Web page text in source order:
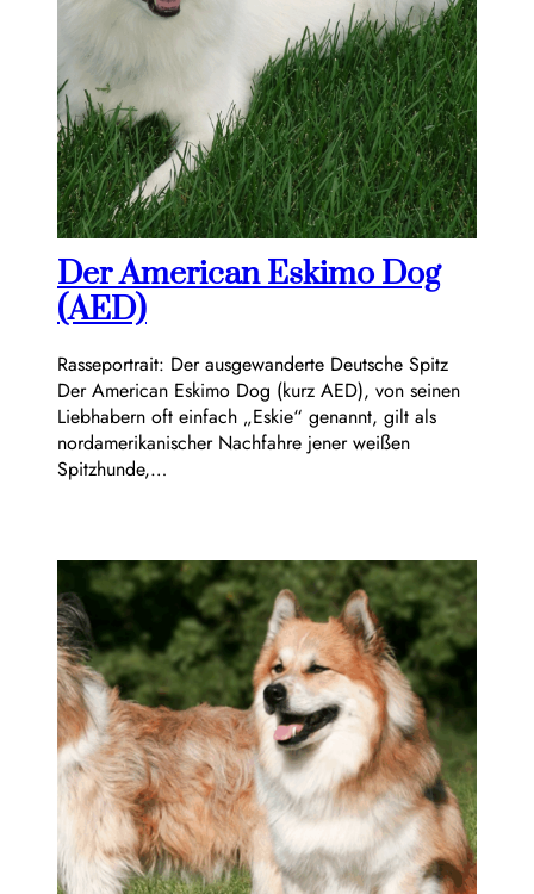
Der American Eskimo Dog
(AED)
Rasseportrait: Der ausgewanderte Deutsche Spitz
Der American Eskimo Dog (kurz AED), von seinen
Liebhabern oft einfach „Eskie“ genannt, gilt als
nordamerikanischer Nachfahre jener weißen
Spitzhunde,…